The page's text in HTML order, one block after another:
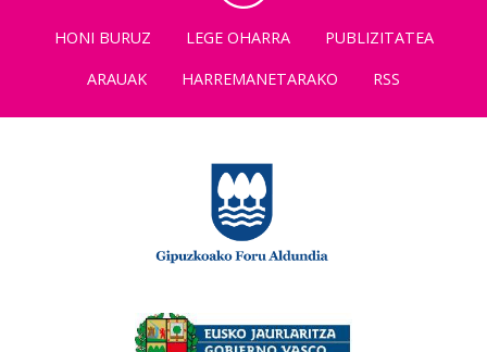
HONI BURUZ LEGE OHARRA
PUBLIZITATEA
ARAUAK
HARREMANETARAKO RSS